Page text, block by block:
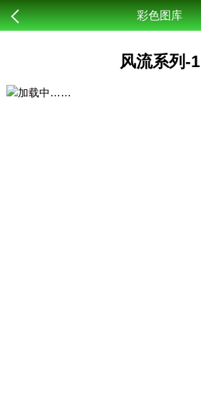
彩色图库
风流系列-1